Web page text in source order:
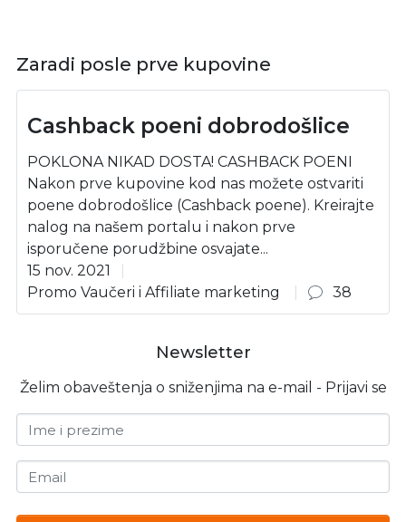
Zaradi posle prve kupovine
Cashback poeni dobrodošlice
POKLONA NIKAD DOSTA! CASHBACK POENI
Nakon prve kupovine kod nas možete ostvariti
poene dobrodošlice (Cashback poene). Kreirajte
nalog na našem portalu i nakon prve
isporučene porudžbine osvajate...
15 nov. 2021
Promo Vaučeri i Affiliate marketing
38
Newsletter
Želim obaveštenja o sniženjima na e-mail - Prijavi se
Ime i prezime
Email